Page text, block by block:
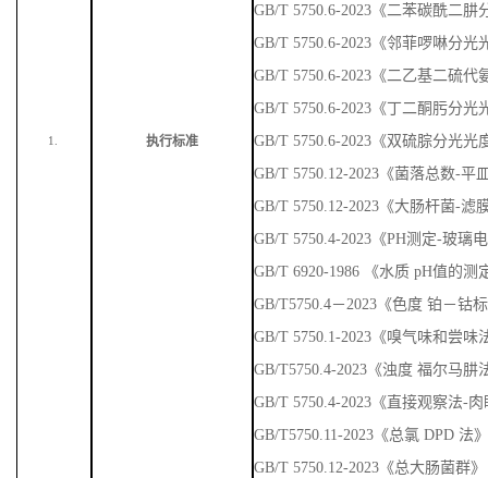
1. 执行标准
GB/T 5750.6-2023《二苯碳酰二
GB/T 5750.6-2023《邻菲啰啉分光
GB/T 5750.6-2023《二乙基二硫
GB/T 5750.6-2023《丁二酮肟分光
GB/T 5750.6-2023《双硫腙分光光
GB/T 5750.12-2023《菌落总数-平
GB/T 5750.12-2023《大肠杆菌-滤
GB/T 5750.4-2023《PH测定-玻璃
GB/T 6920-1986 《水质 pH值的测
GB/T5750.4－2023《色度 铂－钴
GB/T 5750.1-2023《嗅气味和尝味
GB/T5750.4-2023《浊度 福尔马肼
GB/T 5750.4-2023《直接观察法-
GB/T5750.11-2023《总氯 DPD 法
GB/T 5750.12-2023《总大肠菌群》